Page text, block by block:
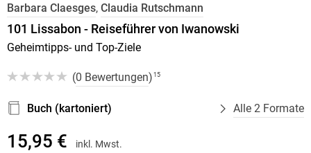
Barbara Claesges, Claudia Rutschmann
101 Lissabon - Reiseführer von Iwanowski
Geheimtipps- und Top-Ziele
(0 Bewertungen) 15
Buch (kartoniert) Alle 2 Formate
15,95 € inkl. Mwst.